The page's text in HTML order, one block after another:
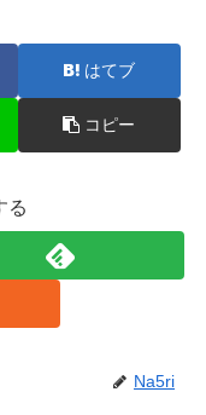
はてブ
コピー
る
Na5ri